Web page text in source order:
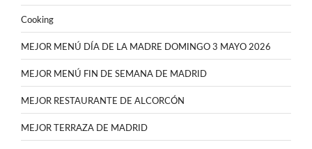
Cooking
MEJOR MENÚ DÍA DE LA MADRE DOMINGO 3 MAYO 2026
MEJOR MENÚ FIN DE SEMANA DE MADRID
MEJOR RESTAURANTE DE ALCORCÓN
MEJOR TERRAZA DE MADRID